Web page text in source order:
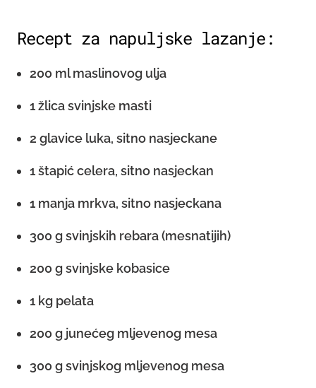
Recept za napuljske lazanje:
200 ml maslinovog ulja
1 žlica svinjske masti
2 glavice luka, sitno nasjeckane
1 štapić celera, sitno nasjeckan
1 manja mrkva, sitno nasjeckana
300 g svinjskih rebara (mesnatijih)
200 g svinjske kobasice
1 kg pelata
200 g junećeg mljevenog mesa
300 g svinjskog mljevenog mesa